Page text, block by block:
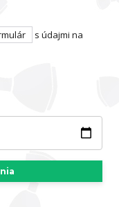
s údajmi na